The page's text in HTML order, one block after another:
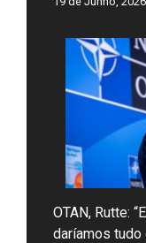
OTAN, Rutte:
daríamos tudo